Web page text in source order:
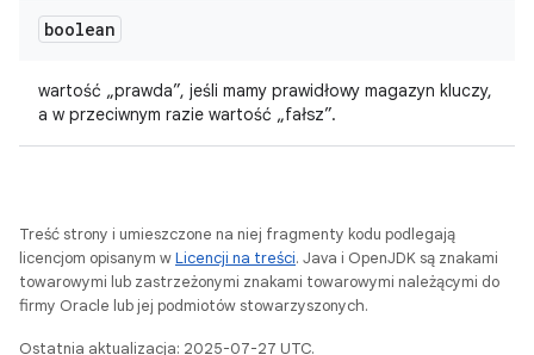
boolean
wartość „prawda”, jeśli mamy prawidłowy magazyn kluczy,
a w przeciwnym razie wartość „fałsz”.
Treść strony i umieszczone na niej fragmenty kodu podlegają
licencjom opisanym wLicencji na treści. Java i OpenJDK są znakami
towarowymi lub zastrzeżonymi znakami towarowymi należącymi do
firmy Oracle lub jej podmiotów stowarzyszonych.
Ostatnia aktualizacja: 2025-07-27 UTC.